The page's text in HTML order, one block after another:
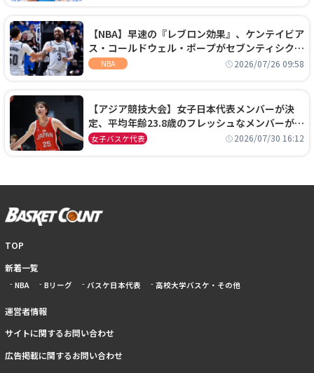
【NBA】早速の『レブロン効果』、ケンテイビア
ス・コールドウェル・ポープがセブンティシクサ
ーズに1年契約で加入
NBA 2026/07/26 09:58
【アジア競技大会】女子日本代表メンバーが決
定、平均年齢23.8歳のフレッシュなメンバーが日
本開催の大舞台で頂点を狙う
女子バスケ代表 2026/07/30 16:12
TOP
新着一覧
NBA Bリーグ バスケ日本代表 高校大学バスケ・その他
運営者情報
サイトに関するお問い合わせ
広告掲載に関するお問い合わせ